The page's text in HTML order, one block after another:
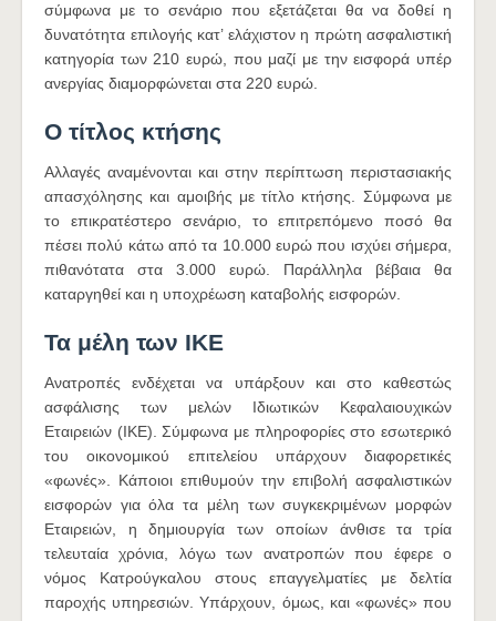
σύμφωνα με το σενάριο που εξετάζεται θα να δοθεί η
δυνατότητα επιλογής κατ’ ελάχιστον η πρώτη ασφαλιστική
κατηγορία των 210 ευρώ, που μαζί με την εισφορά υπέρ
ανεργίας διαμορφώνεται στα 220 ευρώ.
Ο τίτλος κτήσης
Αλλαγές αναμένονται και στην περίπτωση περιστασιακής
απασχόλησης και αμοιβής με τίτλο κτήσης. Σύμφωνα με
το επικρατέστερο σενάριο, το επιτρεπόμενο ποσό θα
πέσει πολύ κάτω από τα 10.000 ευρώ που ισχύει σήμερα,
πιθανότατα στα 3.000 ευρώ. Παράλληλα βέβαια θα
καταργηθεί και η υποχρέωση καταβολής εισφορών.
Τα μέλη των ΙΚΕ
Ανατροπές ενδέχεται να υπάρξουν και στο καθεστώς
ασφάλισης των μελών Ιδιωτικών Κεφαλαιουχικών
Εταιρειών (ΙΚΕ). Σύμφωνα με πληροφορίες στο εσωτερικό
του οικονομικού επιτελείου υπάρχουν διαφορετικές
«φωνές». Κάποιοι επιθυμούν την επιβολή ασφαλιστικών
εισφορών για όλα τα μέλη των συγκεκριμένων μορφών
Εταιρειών, η δημιουργία των οποίων άνθισε τα τρία
τελευταία χρόνια, λόγω των ανατροπών που έφερε ο
νόμος Κατρούγκαλου στους επαγγελματίες με δελτία
παροχής υπηρεσιών. Υπάρχουν, όμως, και «φωνές» που